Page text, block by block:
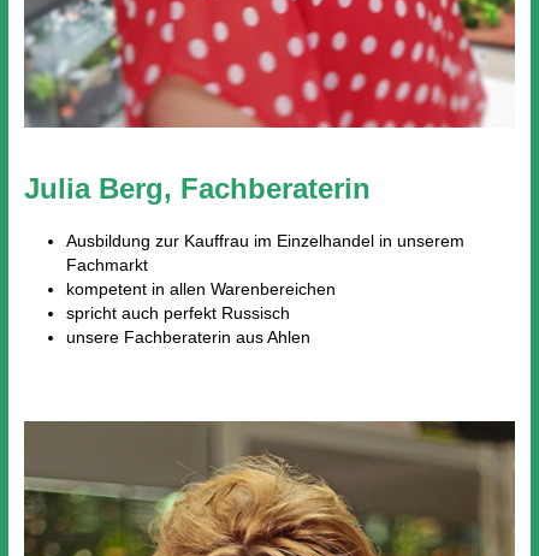
Julia Berg, Fachberaterin
Ausbildung zur Kauffrau im Einzelhandel in unserem
Fachmarkt
kompetent in allen Warenbereichen
spricht auch perfekt Russisch
unsere Fachberaterin aus Ahlen